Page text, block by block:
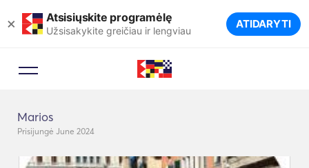
× Atsisiųskite programėlę
Užsisakykite greičiau ir lengviau ATIDARYTI
Marios
Prisijungė June 2024